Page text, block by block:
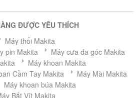
ĐƯỢC YÊU THÍCH
Máy thổi Makita
pin Makita
Máy cưa đa góc Makita
Máy khoan Makita
Cầm Tay Makita
Máy Mài Makita
Máy khoan búa Makita
Bắt Vít Makita